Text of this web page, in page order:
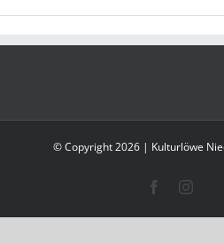
© Copyright2026 | Kulturlöwe
Facebook